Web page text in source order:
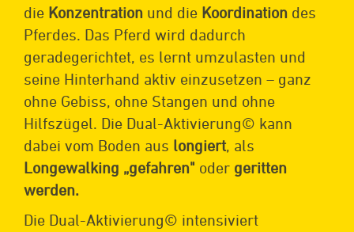
die Konzentration und die Koordination des
Pferdes. Das Pferd wird dadurch
geradegerichtet, es lernt umzulasten und
seine Hinterhand aktiv einzusetzen – ganz
ohne Gebiss, ohne Stangen und ohne
Hilfszügel. Die Dual-Aktivierung© kann
dabei vom Boden aus longiert, als
Longewalking „gefahren" oder geritten
werden.
Die Dual-Aktivierung© intensiviert